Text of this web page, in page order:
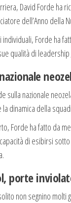
David Forde ha
dell’Anno della
Forde ha
qualità di
sulla nazionale
dinamica della
Forde ha fatto da
di esibirsi
porte
non segnino molti